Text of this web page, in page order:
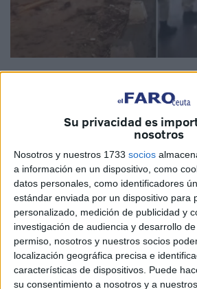
Su privacidad es
nosotros
Nosotros y nuestros 1733 socios
a información en un dispositivo, como
datos personales, como identificadores
estándar enviada por un dispositivo para
personalizado, medición de publicidad y
investigación de audiencia y desarrollo de
permiso, nosotros y nuestros socios
localización geográfica precisa e
características de dispositivos. Puede
su consentimiento a nosotros y a
Imagen cedida
Ourika, en la
Haouz, vivió una situación crítica
miércoles debido a lasfuertes lluvias
subida alarmante del caudal del río
zona. Como respuesta inmediata, las
los equipos de protección civil
alarmaen la localidad deSetti Fatma
prevención ante el riesgo de